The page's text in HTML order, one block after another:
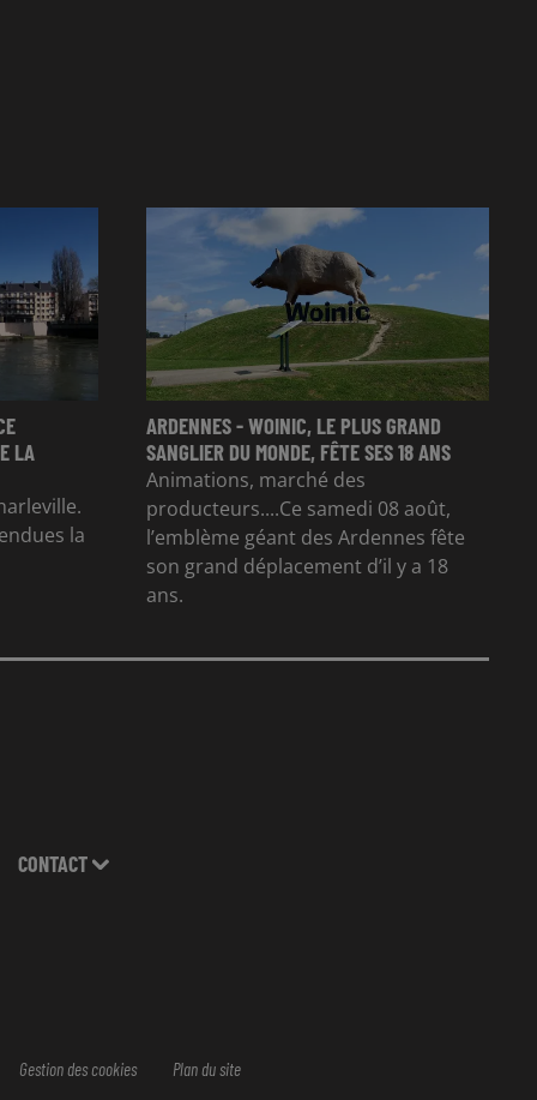
LA
la
ARDENNES - WOINIC, LE PLUS GRAND
SANGLIER DU MONDE, FÊTE SES 18 ANS
Animations, marché des
producteurs....Ce samedi 08 août,
l’emblème géant des Ardennes fête
son grand déplacement d’il y a 18
ans.
CONTACT
Gestion des cookies Plan du site